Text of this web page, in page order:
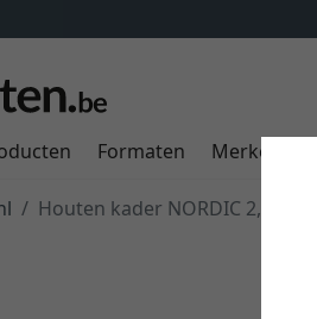
Formaten Merken
Houten kader NORDIC 2,8 op